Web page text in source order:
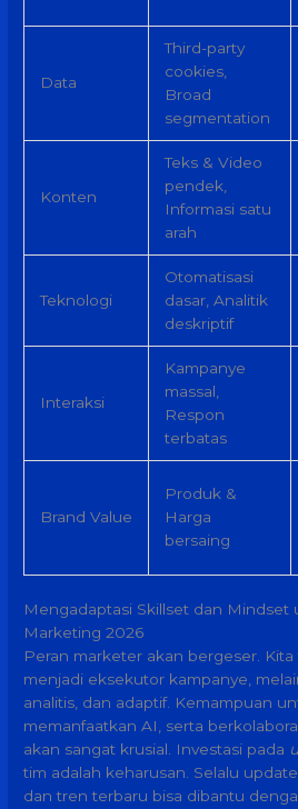
Data
Third-party
cookies,
Broad
segmentation
Konten
Teks & Video
pendek,
Informasi satu
arah
Teknologi
Otomatisasi
dasar, Analitik
deskriptif
Interaksi
Kampanye
massal,
Respon
terbatas
Brand Value
Produk &
Harga
bersaing
Mengadaptasi Skillset dan Mindset
Marketing 2026
Peran marketer akan bergeser. Kita
menjadi eksekutor kampanye,
analitis, dan adaptif. Kemampuan
memanfaatkan AI, serta
akan sangat krusial. Investasi pada
tim adalah keharusan. Selalu
dan tren terbaru bisa dibantu